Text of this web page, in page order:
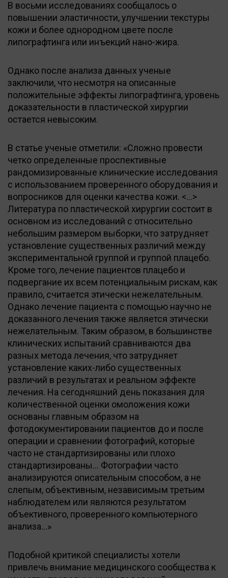
В восьми исследованиях сообщалось о
повышении эластичности, улучшении текстуры
кожи и более однородном цвете после
липографтинга или инъекций нано-жира.
Однако после анализа данных ученые
заключили, что несмотря на описанные
положительные эффекты липографтинга, уровень
доказательности в пластической хирургии
остается невысоким.
В статье ученые отметили: «Сложно провести
четко определенные проспективные
рандомизированные клинические исследования
с использованием проверенного оборудования и
вопросников для оценки качества кожи. <…>
Литература по пластической хирургии состоит в
основном из исследований с относительно
небольшим размером выборки, что затрудняет
установление существенных различий между
экспериментальной группой и группой плацебо.
Кроме того, лечение пациентов плацебо и
подвергание их всем потенциальным рискам, как
правило, считается этически нежелательным.
Однако лечение пациента с помощью научно не
доказанного лечения также является этически
нежелательным. Таким образом, в большинстве
клинических испытаний сравниваются два
разных метода лечения, что затрудняет
установление каких-либо существенных
различий в результатах и реальном эффекте
лечения. На сегодняшний день показания для
количественной оценки омоложения кожи
основаны главным образом на
фотодокументировании пациентов до и после
операции и сравнении фотографий, которые
часто не стандартизированы или плохо
стандартизированы... Фотографии часто
анализируются описательным способом, а не
слепым, объективным, независимым третьим
наблюдателем или являются результатом
объективного, проверенного компьютерного
анализа…»
Подобной критикой специалисты хотели
привлечь внимание медицинского сообщества к